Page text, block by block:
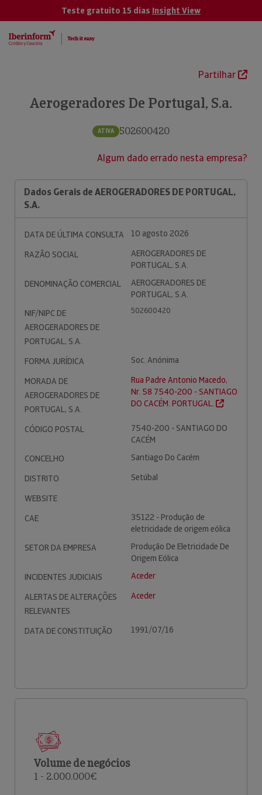
Teste gratuito 15 dias Insight View
Partilhar
Aerogeradores De Portugal, S.a.
ATIVA 502600420
Algum dado errado nesta empresa?
Dados Gerais de AEROGERADORES DE PORTUGAL,
S.A.
DATA DE ÚLTIMA CONSULTA
10 agosto 2026
RAZÃO SOCIAL
AEROGERADORES DE
PORTUGAL, S.A.
DENOMINAÇÃO COMERCIAL
AEROGERADORES DE
PORTUGAL, S.A.
NIF/NIPC DE
AEROGERADORES DE
PORTUGAL, S.A.
502600420
FORMA JURÍDICA
Soc. Anónima
MORADA DE
AEROGERADORES DE
PORTUGAL, S.A.
Rua Padre Antonio Macedo,
Nr. 58 7540-200 - SANTIAGO
DO CACÉM. PORTUGAL.
CÓDIGO POSTAL
7540-200 - SANTIAGO DO
CACÉM
CONCELHO
Santiago Do Cacém
DISTRITO
Setúbal
WEBSITE
CAE
35122 - Produção de
eletricidade de origem eólica
SETOR DA EMPRESA
Produção De Eletricidade De
Origem Eólica
INCIDENTES JUDICIAIS
Aceder
ALERTAS DE ALTERAÇÕES
RELEVANTES
Aceder
DATA DE CONSTITUIÇÃO 1991/07/16
Volume de negócios
1 - 2.000.000€